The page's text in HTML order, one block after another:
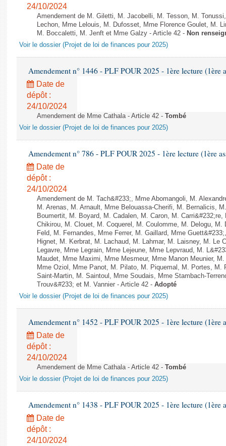
24/10/2024
Amendement de M. Giletti, M. Jacobelli, M. Tesson, M.
Lechon, Mme Lelouis, M. Dufosset, Mme Florence Goulet, M.
M. Boccaletti, M. Jenft et Mme Galzy - Article 42 - Non
Voir le dossier (Projet de loi de finances pour 2025)
Amendement n° 1446 - PLF POUR 2025 - 1ère lecture (1ère
Date de
dépôt :
24/10/2024
Amendement de Mme Cathala - Article 42 - Tombé
Voir le dossier (Projet de loi de finances pour 2025)
Amendement n° 786 - PLF POUR 2025 - 1ère lecture (1ère
Date de
dépôt :
24/10/2024
Amendement de M. Tach&#233;, Mme Abomangoli, M.
M. Arenas, M. Arnault, Mme Belouassa-Cherifi, M. Bernalicis,
Boumertit, M. Boyard, M. Cadalen, M. Caron, M.
Chikirou, M. Clouet, M. Coquerel, M. Coulomme, M. Delogu, M.
Feld, M. Fernandes, Mme Ferrer, M. Gaillard, Mme
Hignet, M. Kerbrat, M. Lachaud, M. Lahmar, M. Laisney, M. Le
Legavre, Mme Legrain, Mme Lejeune, Mme Lepvraud, M.
Maudet, Mme Maximi, Mme Mesmeur, Mme Manon Meunier,
Mme Oziol, Mme Panot, M. Pilato, M. Piquemal, M. Portes, M.
Saint-Martin, M. Saintoul, Mme Soudais, Mme Stambach-
Trouv&#233; et M. Vannier - Article 42 - Adopté
Voir le dossier (Projet de loi de finances pour 2025)
Amendement n° 1452 - PLF POUR 2025 - 1ère lecture (1ère
Date de
dépôt :
24/10/2024
Amendement de Mme Cathala - Article 42 - Tombé
Voir le dossier (Projet de loi de finances pour 2025)
Amendement n° 1438 - PLF POUR 2025 - 1ère lecture (1ère
Date de
dépôt :
24/10/2024